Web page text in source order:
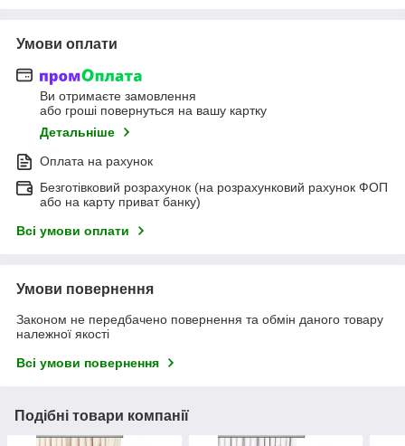
Умови оплати
Ви отримаєте замовлення
або гроші повернуться на вашу картку
Детальніше
Оплата на рахунок
Безготівковий розрахунок (на розрахунковий рахунок ФОП
або на карту приват банку)
Всі умови оплати
Умови повернення
Законом не передбачено повернення та обмін даного товару
належної якості
Всі умови повернення
Подібні товари компанії